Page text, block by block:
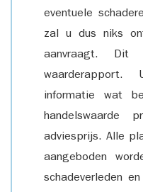
eventuele
zal u dus niks
aanvraagt.
informatie wat
handelswaarde
adviesprijs. Alle
aangeboden
schadeverleden